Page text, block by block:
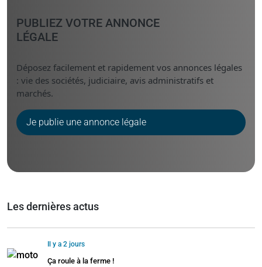
PUBLIEZ VOTRE ANNONCE
LÉGALE
Déposez facilement et rapidement vos annonces légales
: vie des sociétés, judiciaire, avis administratifs et
marchés.
Je publie une annonce légale
Les dernières actus
Il y a 2 jours
Ça roule à la ferme !